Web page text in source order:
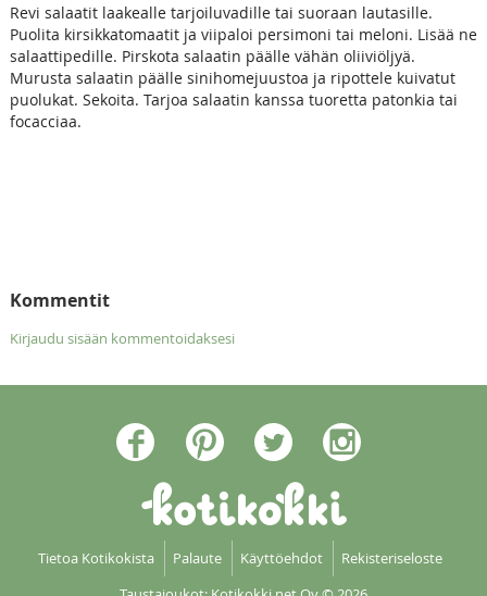
Revi salaatit laakealle tarjoiluvadille tai suoraan lautasille.
Puolita kirsikkatomaatit ja viipaloi persimoni tai meloni. Lisää ne
salaattipedille. Pirskota salaatin päälle vähän oliiviöljyä.
Murusta salaatin päälle sinihomejuustoa ja ripottele kuivatut
puolukat. Sekoita. Tarjoa salaatin kanssa tuoretta patonkia tai
focacciaa.
Kommentit
Kirjaudu sisään kommentoidaksesi
Tietoa Kotikokista Palaute Käyttöehdot
Rekisteriseloste